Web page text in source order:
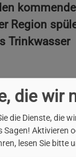
Region
Trinkwasser
von der
in Borstel-
die wir
die Dienste, die
Sagen! Aktivieren
lesen Sie bitte